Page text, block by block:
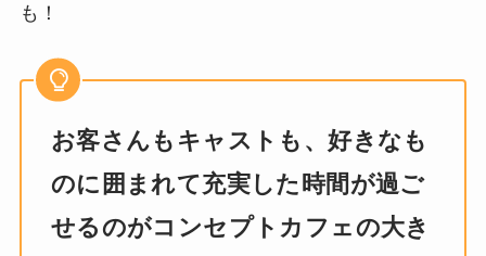
も！
お客さんもキャストも、好きなも
のに囲まれて充実した時間が過ご
せるのがコンセプトカフェの大き